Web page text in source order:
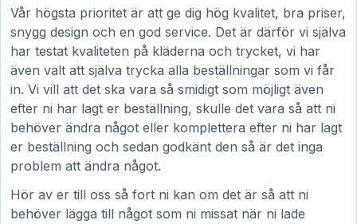
Vår högsta prioritet är att ge dig hög kvalitet, bra priser,
snygg design och en god service. Det är därför vi själva
har testat kvaliteten på kläderna och trycket, vi har
även valt att själva trycka alla beställningar som vi får
in. Vi vill att det ska vara så smidigt som möjligt även
efter ni har lagt er beställning, skulle det vara så att ni
behöver ändra något eller komplettera efter ni har lagt
er beställning och sedan godkänt den så är det inga
problem att ändra något.
Hör av er till oss så fort ni kan om det är så att ni
behöver lägga till något som ni missat när ni lade